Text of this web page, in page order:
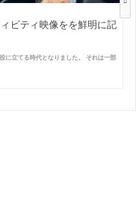
ビティ映像をを鮮明に記
に立てる時代となりました。 それは一部